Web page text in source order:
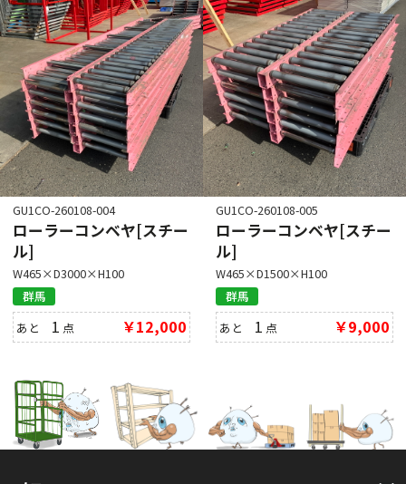
GU1CO-260108-004
ローラーコンベヤ[スチー
ル]
W465×D3000×H100
群馬
あと 1 点 ￥12,000
GU1CO-260108-005
ローラーコンベヤ[スチー
ル]
W465×D1500×H100
群馬
あと 1 点 ￥9,000